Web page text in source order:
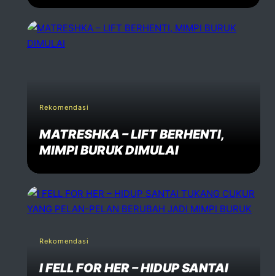
Rekomendasi
MATRESHKA – LIFT BERHENTI,
MIMPI BURUK DIMULAI
Rekomendasi
I FELL FOR HER – HIDUP SANTAI